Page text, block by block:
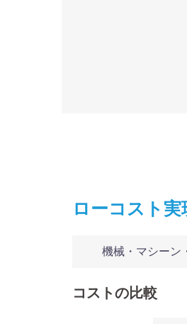
ローコスト実
機械・マシーン
コストの比較